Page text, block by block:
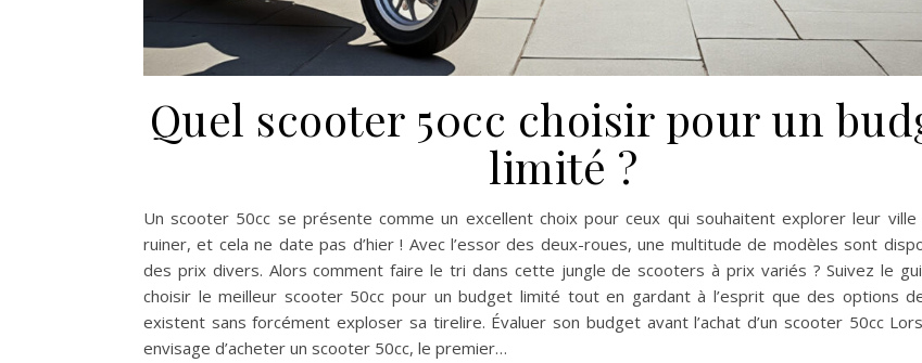
Quel scooter 50cc choisir pour un
limité ?
Un scooter 50cc se présente comme un excellent choix pour ceux qui souhaitent explorer leur ville
ruiner, et cela ne date pas d’hier ! Avec l’essor des deux-roues, une multitude de modèles sont
des prix divers. Alors comment faire le tri dans cette jungle de scooters à prix variés ? Suivez le
choisir le meilleur scooter 50cc pour un budget limité tout en gardant à l’esprit que des options
existent sans forcément exploser sa tirelire. Évaluer son budget avant l’achat d’un scooter 50cc
envisage d’acheter un scooter 50cc, le premier…